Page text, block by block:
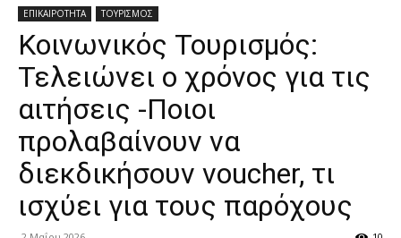
ΕΠΙΚΑΙΡΟΤΗΤΑ ΤΟΥΡΙΣΜΟΣ
Κοινωνικός Τουρισμός:
Τελειώνει ο χρόνος για τις
αιτήσεις -Ποιοι
προλαβαίνουν να
διεκδικήσουν voucher, τι
ισχύει για τους παρόχους